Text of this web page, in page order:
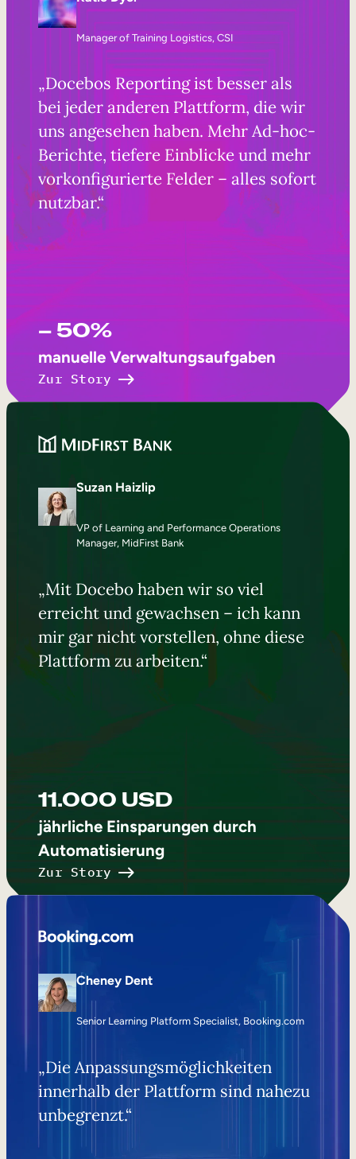
Manager of Training Logistics, CSI
„Docebos Reporting ist besser als
bei jeder anderen Plattform, die wir
uns angesehen haben. Mehr Ad-hoc-
Berichte, tiefere Einblicke und mehr
vorkonfigurierte Felder – alles sofort
nutzbar.“
– 50%
manuelle Verwaltungsaufgaben
Zur Story
Suzan Haizlip
VP of Learning and Performance Operations
Manager, MidFirst Bank
„Mit Docebo haben wir so viel
erreicht und gewachsen – ich kann
mir gar nicht vorstellen, ohne diese
Plattform zu arbeiten.“
11.000 USD
jährliche Einsparungen durch
Automatisierung
Zur Story
Cheney Dent
Senior Learning Platform Specialist, Booking.com
„Die Anpassungsmöglichkeiten
innerhalb der Plattform sind nahezu
unbegrenzt.“